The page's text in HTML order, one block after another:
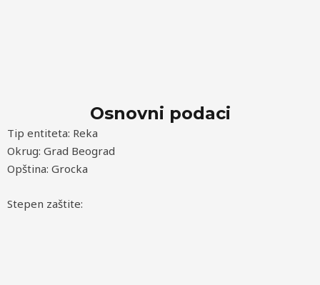
Osnovni podaci
Tip entiteta: Reka
Okrug: Grad Beograd
Opština: Grocka
Stepen zaštite: